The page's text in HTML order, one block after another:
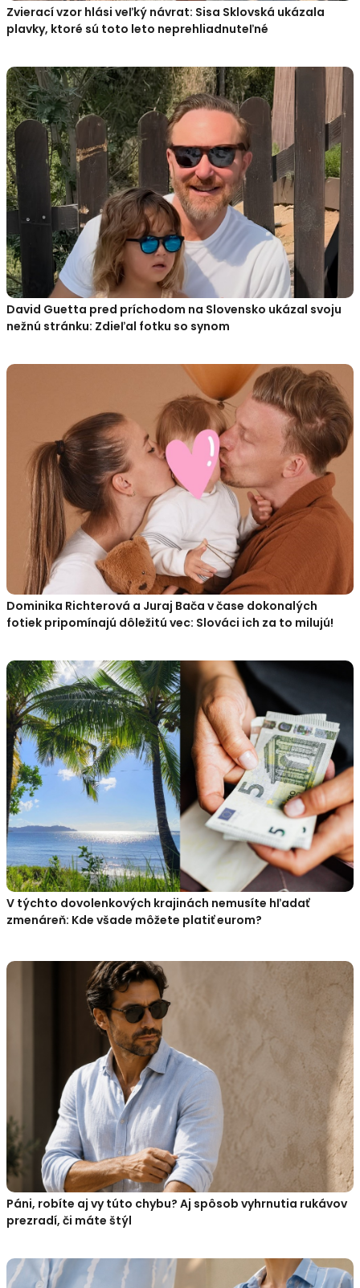
Zvierací vzor hlási veľký návrat: Sisa Sklovská ukázala
plavky, ktoré sú toto leto neprehliadnuteľné
David Guetta pred príchodom na Slovensko ukázal svoju
nežnú stránku: Zdieľal fotku so synom
Dominika Richterová a Juraj Bača v čase dokonalých
fotiek pripomínajú dôležitú vec: Slováci ich za to milujú!
V týchto dovolenkových krajinách nemusíte hľadať
zmenáreň: Kde všade môžete platiť eurom?
Páni, robíte aj vy túto chybu? Aj spôsob vyhrnutia rukávov
prezradí, či máte štýl